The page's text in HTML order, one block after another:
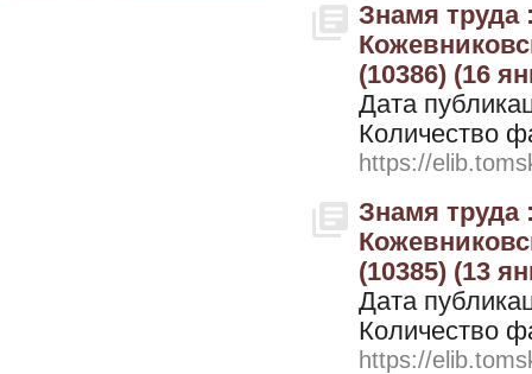
Знамя труда
(10386) (16
Дата
Количество
https://
Знамя труда
(10385) (13
Дата
Количество
https://